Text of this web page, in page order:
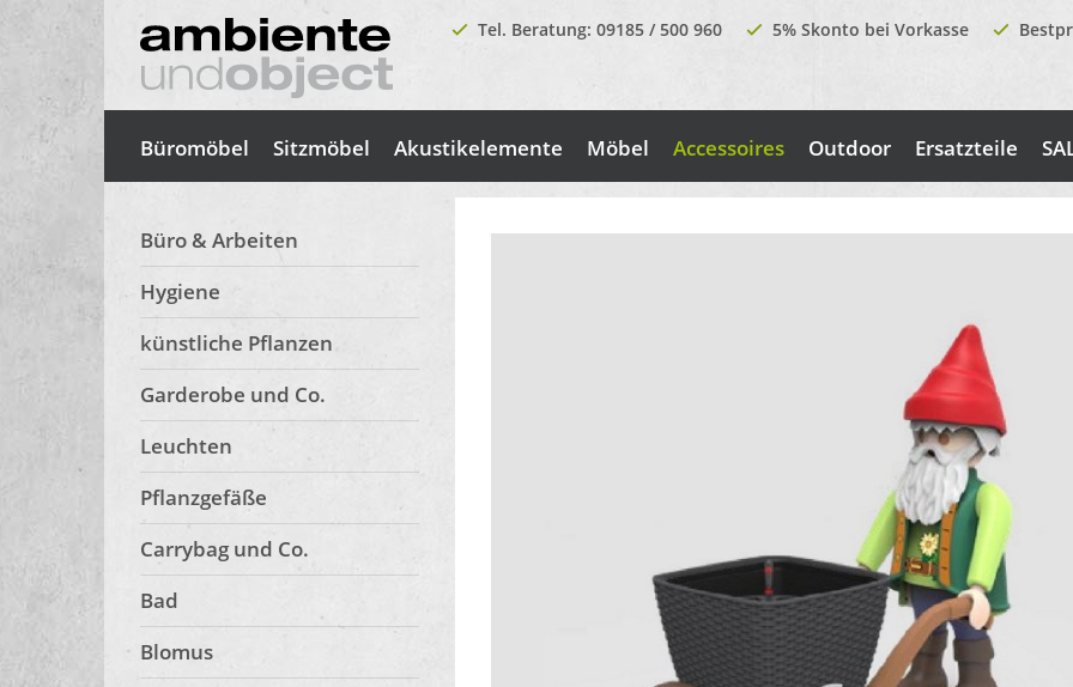
Tel. Beratung: 09185 / 500 960 5% Skonto bei Vorkasse
Büromöbel Sitzmöbel Akustikelemente Möbel Accessoires Outdoor Ersatzteile
Büro & Arbeiten
Hygiene
künstliche Pflanzen
Garderobe und Co.
Leuchten
Pflanzgefäße
Carrybag und Co.
Bad
Blomus